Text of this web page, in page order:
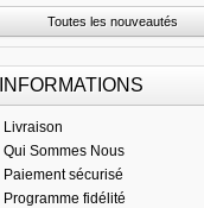
Toutes les nouveautés
INFORMATIONS
Livraison
Qui Sommes Nous
Paiement sécurisé
Programme fidélité